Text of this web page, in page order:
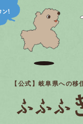
【公式】岐阜県への移